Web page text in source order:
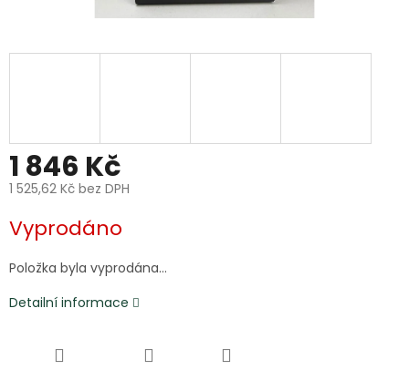
1 846 Kč
1 525,62 Kč bez DPH
cena:
Vyprodáno
Položka byla vyprodána…
Detailní informace